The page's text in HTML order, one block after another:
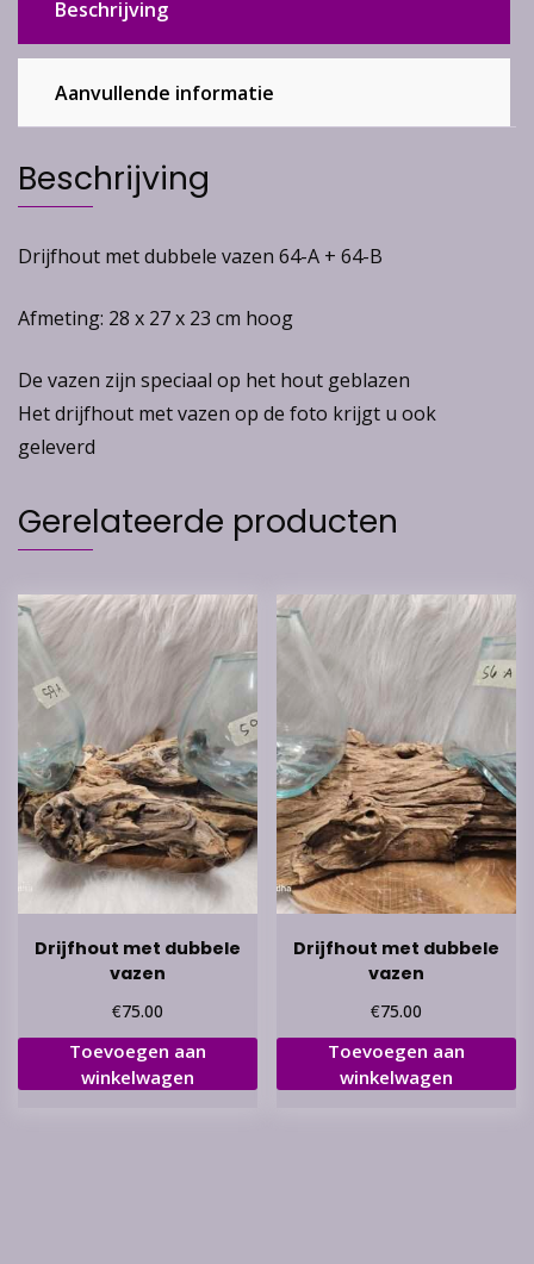
Beschrijving
Aanvullende informatie
Beschrijving
Drijfhout met dubbele vazen 64-A + 64-B
Afmeting: 28 x 27 x 23 cm hoog
De vazen zijn speciaal op het hout geblazen
Het drijfhout met vazen op de foto krijgt u ook
geleverd
Gerelateerde producten
Drijfhout met dubbele
vazen
€75.00
Toevoegen aan
winkelwagen
Drijfhout met dubbele
vazen
€75.00
Toevoegen aan
winkelwagen